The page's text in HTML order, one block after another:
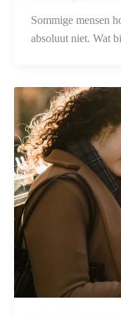
Sommige mensen
absoluut niet. Wat